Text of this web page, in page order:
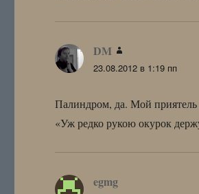
DM
23.08.2012 в 1:19 пп
Палиндром, да. Мой
«Уж редко рукою окурок
egmg